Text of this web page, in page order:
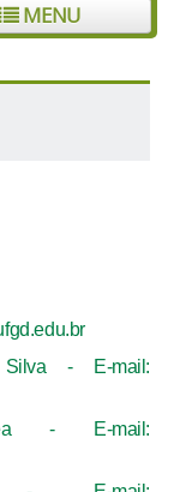
MENU
Silva - E-mail:
- E-mail: